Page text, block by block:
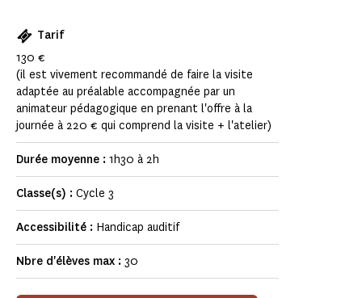
Tarif
130 €
(il est vivement recommandé de faire la visite
adaptée au préalable accompagnée par un
animateur pédagogique en prenant l'offre à la
journée à 220 € qui comprend la visite + l'atelier)
Durée moyenne : 1h30 à 2h
Classe(s) : Cycle 3
Accessibilité : Handicap auditif
Nbre d'élèves max : 30